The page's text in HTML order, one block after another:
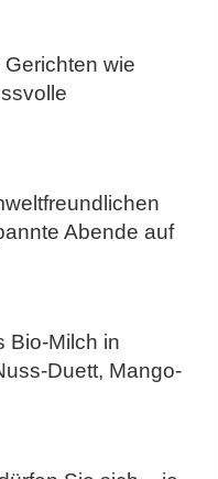
wie
Abende auf
Bio-Milch in
Duett, Mango-